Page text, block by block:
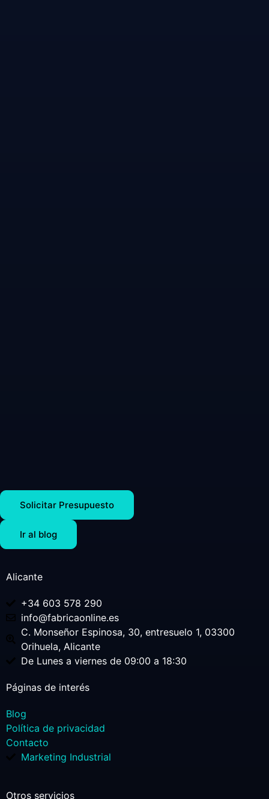
Solicitar Presupuesto
Ir al blog
Otros servicios
Páginas de interés
Blog
Política de privacidad
Contacto
Marketing Industrial
Alicante
+34 603 578 290
info@fabricaonline.es
C. Monseñor Espinosa, 30, entresuelo 1, 03300
Orihuela, Alicante
De Lunes a viernes de 09:00 a 18:30